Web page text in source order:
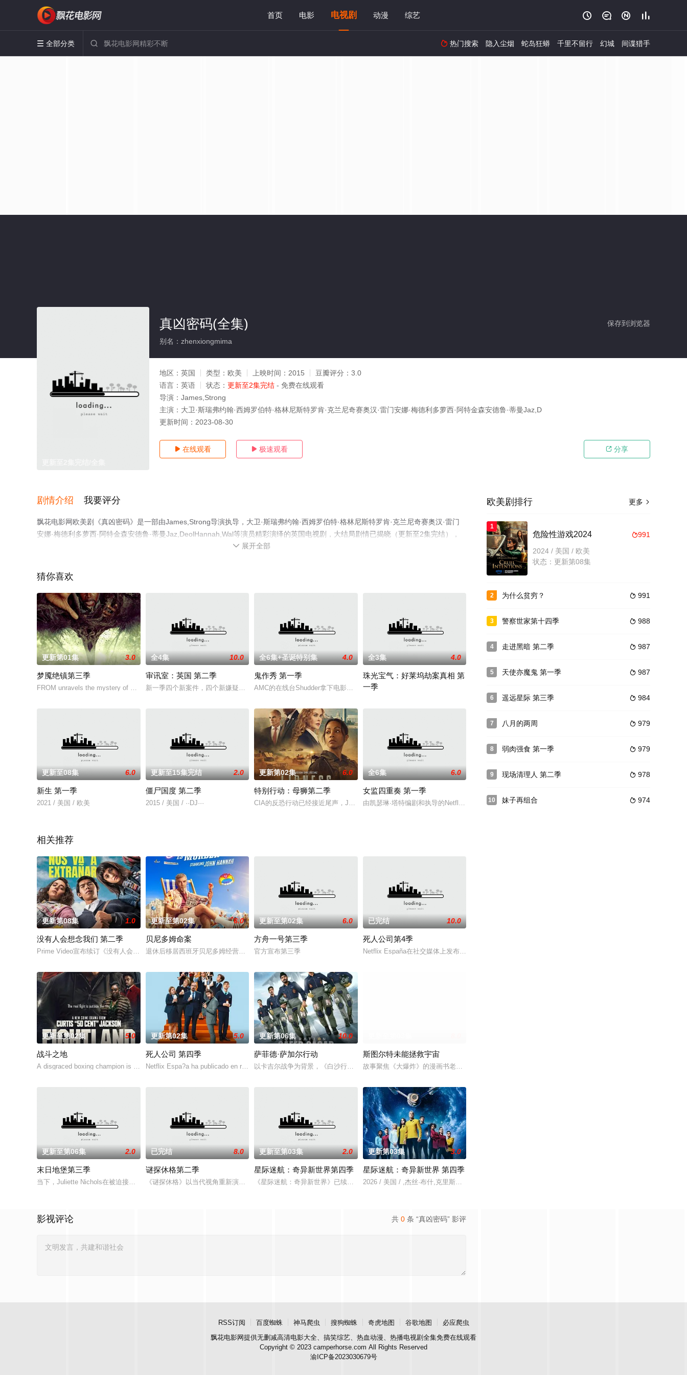
首页 电影 电视剧 动漫 综艺    
 全部分类   热门搜索 隐入尘烟 蛇岛狂蟒 千里不留行 幻城 间谍猎手
保存到浏览器
真凶密码(全集)
别名：zhenxiongmima
地区： 英国 类型： 欧美 上映时间： 2015 豆瓣评分： 3.0
语言： 英语 状态： 更新至2集完结 - 免费在线观看
导演： James,Strong
主演： 大卫·斯瑞弗约翰·西姆罗伯特·格林尼斯特罗肯·克兰尼奇赛奥汉·雷门安娜·梅德利多萝西·阿特金森安德鲁·蒂曼Jaz,D
更新时间： 2023-08-30
 在线观看  极速观看  分享
剧情介绍 我要评分
飘花电影网欧美剧《真凶密码》是一部由James,Strong导演执导，大卫·斯瑞弗约翰·西姆罗伯特·格林尼斯特罗肯·克兰尼奇赛奥汉·雷门
安娜·梅德利多萝西·阿特金森安德鲁·蒂曼Jaz,DeolHannah,Wal等演员精彩演绎的英国电视剧，大结局剧情已揭晓（更新至2集完结），
手机免费观看高清未删减完整版电视剧全集就上飘花影院，热播电视剧提前免费观看，更多剧情信息可移步至豆瓣电视剧、电视猫或剧情
 展开全部
猜你喜欢
更新第01集 3.0
梦魇绝镇第三季
FROM unravels the mystery of a nightmarish town that traps all those
全4集 10.0
审讯室：英国 第二季
新一季四个新案件，四个新嫌疑人，一个房间，谁说的是真话？
全6集+圣诞特别集 4.0
鬼作秀 第一季
AMC的在线台Shudder拿下电影改编剧《鬼作秀 Creepshow》，这部剧改编自Stephen King执笔﹑George Rome
全3集 4.0
珠光宝气：好莱坞劫案真相 第
一季
2009年，洛杉矶一群青少年因潜入明星居所行窃被捕。此事被媒体争相报道，并被改编成电影。如今，两名当
更新至08集 6.0
新生 第一季
2021 / 美国 / 欧美
更新至15集完结 2.0
僵尸国度 第二季
2015 / 美国 / ··DJ···
更新第02集 6.0
特别行动：母狮第二季
CIA的反恐行动已经接近尾声，Joe（佐伊·索尔达娜 Zoe Saldana 饰）、Kaitlyn（妮可·基德曼 Nicole Kidma
全6集 6.0
女监四重奏 第一季
由凯瑟琳·塔特编剧和执导的Netflix全新喜剧以女子监狱为背景，讲述一支纪录片团队进入HMP Woldsley监狱
相关推荐
更新第08集 1.0
没有人会想念我们 第二季
Prime Video宣布续订《没有人会想念我们》第二季。
更新至第02集 6.0
贝尼多姆命案
退休后移居西班牙贝尼多姆经营酒吧的英国前刑警，原以为能过上平静生活。然而，当地接连发生游客离奇死亡事件，他不得不重拾侦探本能，与一位热衷真
更新至第02集 6.0
方舟一号第三季
官方宣布第三季
已完结 10.0
死人公司第4季
Netflix España在社交媒体上发布了一张由Laura Caballero和演员Carlos Arces Torregrosers
更新至第02集 5.0
战斗之地
A disgraced boxing champion is released from prison and returns to Lo
更新第02集 5.0
死人公司 第四季
Netflix Espa?a ha publicado en redes sociales una foto en el set de m
更新第06集 10.0
萨菲德·萨加尔行动
以卡吉尔战争为背景，《白沙行动》讲述了印度空军"金色箭头"第17中队的故事，他们最初的任务是执行照相侦察任务。但当他们
斯图尔特未能拯救宇宙
故事聚焦《大爆炸》的漫画书老板斯图尔特·布鲁姆，他弄坏了一个谢尔顿和莱纳德制造的设备，意外导致了
更新至第06集 2.0
末日地堡第三季
当下，Juliette Nichols在被迫接受“净化”后幸存下来，但记忆却已丧失，而地堡正从叛乱中恢复，并面临着新的危险威胁。过去，记者
已完结 8.0
谜探休格第二季
《谜探休格》以当代视角重新演绎了文学、电影和电视史上最受欢迎且意义重大的题材之一——私家侦探故事。
更新至第03集 2.0
星际迷航：奇异新世界第四季
《星际迷航：奇异新世界》已续订第四季。
更新第03集 3.0
星际迷航：奇异新世界 第四季
2026 / 美国 / ,杰丝·布什,克里斯蒂娜·钟,西莉亚·罗丝·古丁,阿德里安·霍姆斯,克里斯汀·霍恩,丹·让诺特,卡罗尔·
共 0 条 “真凶密码” 影评
影视评论
更多 
欧美剧排行
1
991
危险性游戏2024
2024 / 美国 / 欧美
状态：更新第08集
2  991
为什么贫穷？
3  988
警察世家第十四季
4  987
走进黑暗 第二季
5  987
天使亦魔鬼 第一季
6  984
遥远星际 第三季
7  979
八月的两周
8  979
弱肉强食 第一季
9  978
现场清理人 第二季
10  974
妹子再组合
RSS订阅 百度蜘蛛 神马爬虫 搜狗蜘蛛 奇虎地图 谷歌地图
必应爬虫
飘花电影网提供无删减高清电影大全、搞笑综艺、热血动漫、热播电视剧全集免费在线观看
Copyright © 2023 camperhorse.com All Rights Reserved
渝ICP备2023030679号